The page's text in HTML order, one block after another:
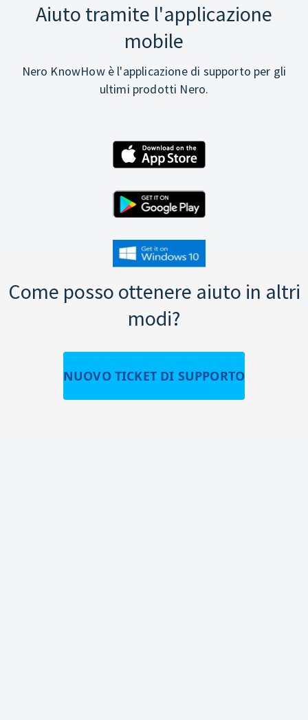
Aiuto tramite l'applicazione
mobile
Nero KnowHow è l'applicazione di supporto per gli
ultimi prodotti Nero.
Come posso ottenere aiuto in altri
modi?
NUOVO TICKET DI SUPPORTO